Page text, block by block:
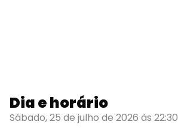
Dia e horário
Sábado, 25 de julho de 2026 às 22:30